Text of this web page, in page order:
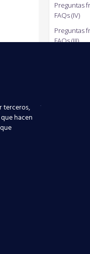
Preguntas
FAQs (IV)
Preguntas
FAQs (III)
Preguntas
mejorar
terceros,
hacen